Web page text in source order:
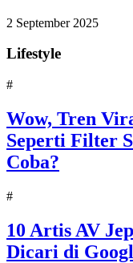
2 September 2025
Lifestyle
#
Wow, Tren
Seperti Filter
Coba?
#
10 Artis AV
Dicari di